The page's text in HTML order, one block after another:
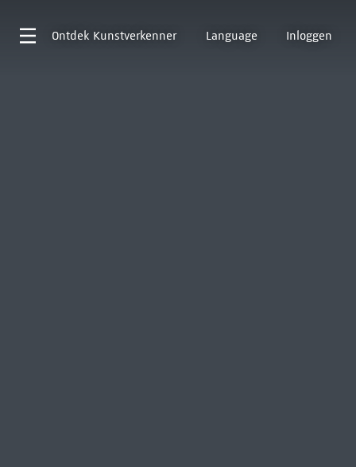
Ontdek Kunstverkenner Language Inloggen